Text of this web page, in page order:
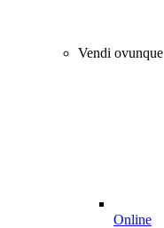
Vendi ovunque
Online